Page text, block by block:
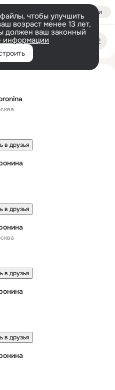
Войти
чтобы улучшить
возраст менее 13 лет,
должен ваш законный
информации
в друзья
в друзья
в друзья
в друзья